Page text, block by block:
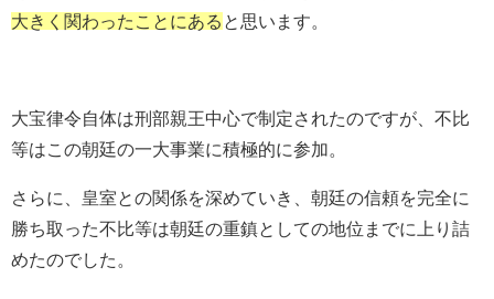
大きく関わったことにある と思います。
大宝律令自体は刑部親王中心で制定されたのですが、不比
等はこの朝廷の一大事業に積極的に参加。
さらに、皇室との関係を深めていき、朝廷の信頼を完全に
勝ち取った不比等は朝廷の重鎮としての地位までに上り詰
めたのでした。